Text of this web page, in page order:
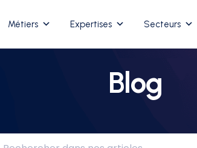
Secteurs
Expertises
Métiers
Blog